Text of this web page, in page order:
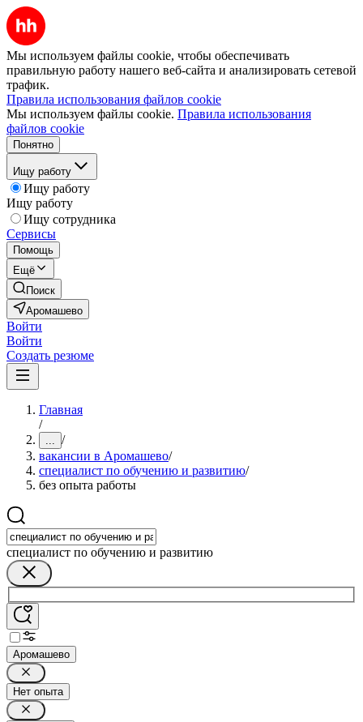
Мы используем файлы cookie, чтобы обеспечивать
правильную работу нашего веб-сайта и анализировать сетевой
трафик.
Правила использования файлов cookie
Мы используем файлы cookie. Правила использования
файлов cookie
Понятно
Ищу работу
Ищу работу
Ищу работу
Ищу сотрудника
Сервисы
Помощь
Ещё
Поиск
Аромашево
Войти
Войти
Создать резюме
Главная
/
... /
вакансии в Аромашево/
специалист по обучению и развитию/
без опыта работы
специалист по обучению и развитию
Аромашево
Нет опыта